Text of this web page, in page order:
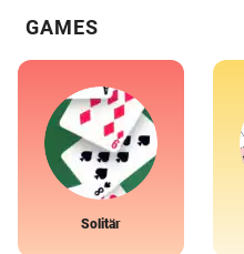
GAMES
Solitär